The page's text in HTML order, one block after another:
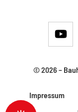
© 2026 –
Impressum